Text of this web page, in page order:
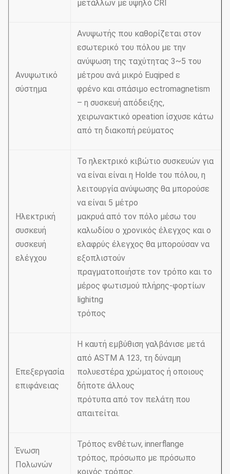
μετάλλων με υψηλό CRI
Ανυψωτικό
σύστημα
Ανυψωτής που καθορίζεται στον
εσωτερικό του πόλου με την
ανύψωση της ταχύτητας 3~5 του
μέτρου ανά μικρό Euqiped ε
φρένο και σπάσιμο ectromagnetism
– η συσκευή απόδειξης,
χειρωνακτικό opeation ίσχυσε κάτω
από τη διακοπή ρεύματος
Ηλεκτρική
συσκευή
συσκευή
ελέγχου
Το ηλεκτρικό κιβώτιο συσκευών για
να είναι είναι η Holde του πόλου, η
λειτουργία ανύψωσης θα μπορούσε
να είναι 5 μέτρο
μακρυά από τον πόλο μέσω του
καλωδίου ο χρονικός έλεγχος και ο
ελαφρύς έλεγχος θα μπορούσαν να
εξοπλιστούν
πραγματοποιήστε τον τρόπο και το
μέρος φωτισμού πλήρης-φορτίων
lighitng
τρόπος
Επεξεργασία
επιφάνειας
Η καυτή εμβύθιση γαλβάνισε μετά
από ASTM Α 123, τη δύναμη
πολυεστέρα χρώματος ή οποιους
δήποτε άλλους
πρότυπα από τον πελάτη που
απαιτείται.
Ένωση
Πολωνών
Τρόπος ενθέτων, innerflange
τρόπος, πρόσωπο με πρόσωπο
κοινός τρόπος.